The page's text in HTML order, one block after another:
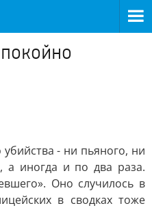
- ни пьяного, ни
а иногда и по два раза.
Оно случилось в
в сводках тоже